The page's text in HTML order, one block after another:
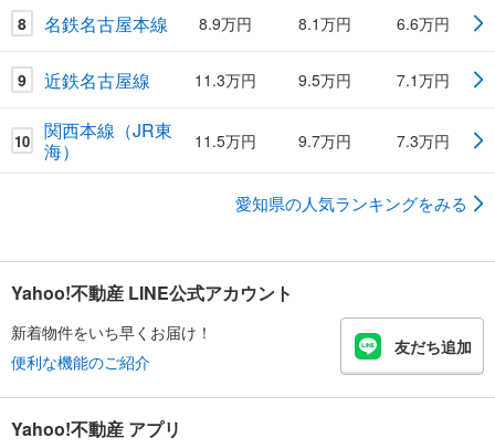
8 名鉄名古屋本線 8.9万円 8.1万円 6.6万円
9 近鉄名古屋線 11.3万円 9.5万円 7.1万円
10
関西本線（JR東
海）
11.5万円 9.7万円 7.3万円
愛知県の人気ランキングをみる
Yahoo!不動産 LINE公式アカウント
新着物件をいち早くお届け！
便利な機能のご紹介
友だち追加
Yahoo!不動産 アプリ